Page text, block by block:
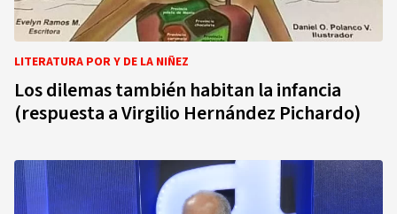
LITERATURA POR Y DE LA NIÑEZ
Los dilemas también habitan la infancia
(respuesta a Virgilio Hernández Pichardo)